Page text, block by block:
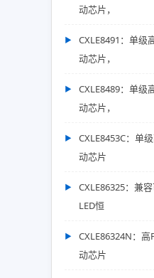
动芯片，
CXLE8491：单级
动芯片，
CXLE8489：单级
动芯片，
CXLE8453C：单
动芯片
CXLE86325：兼
LED恒
CXLE86324N：
动芯片